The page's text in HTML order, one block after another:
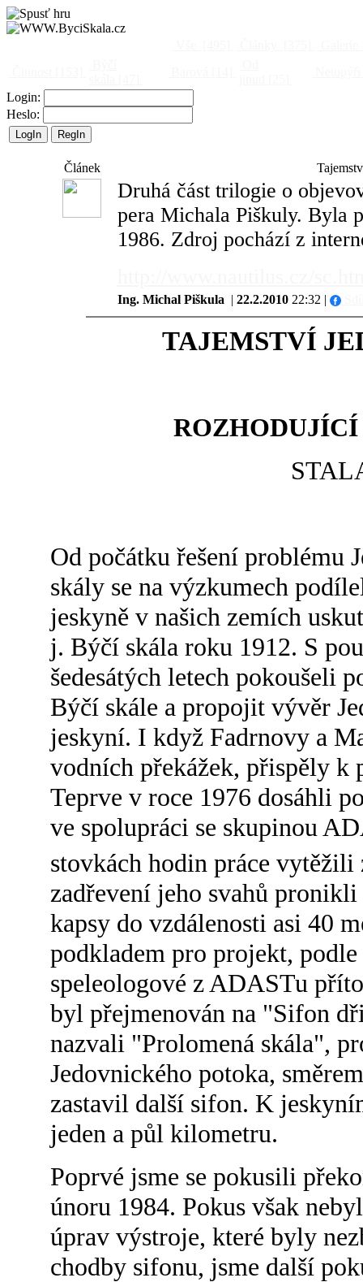
Login:
Heslo:
Článek
Druhá část trilogie o
pera Michala Piškuly. Byla
1986. Zdroj pochází z
Ing. Michal Piškula | 22.2.201022:32 |
TAJEMSTVÍ
Od počátku řešení problému
skály se na výzkumech
jeskyně v našich zemích
j. Býčí skála roku 1912. S
šedesátých letech pokoušeli
Býčí skále a propojit vývěr
jeskyní. I když Fadrnovy a
vodních překážek, přispěly k
Teprve v roce 1976 dosáhli
ve spolupráci se skupinou
stovkách hodin práce vytěžili
zadřevení jeho svahů
kapsy do vzdálenosti asi 40
podkladem pro projekt,
speleologové z ADASTu
byl přejmenován na "Sifon
nazvali "Prolomená skála",
Jedovnického potoka,
zastavil další sifon. K
jeden a půl kilometru.
Poprvé jsme se pokusili
únoru 1984. Pokus však
úprav výstroje, které byly
chodby sifonu, jsme další